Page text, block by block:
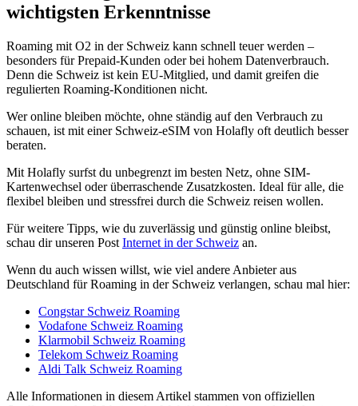
wichtigsten Erkenntnisse
Roaming mit O2 in der Schweiz kann schnell teuer werden –
besonders für Prepaid-Kunden oder bei hohem Datenverbrauch.
Denn die Schweiz ist kein EU-Mitglied, und damit greifen die
regulierten Roaming-Konditionen nicht.
Wer online bleiben möchte, ohne ständig auf den Verbrauch zu
schauen, ist mit einer Schweiz-eSIM von Holafly oft deutlich besser
beraten.
Mit Holafly surfst du unbegrenzt im besten Netz, ohne SIM-
Kartenwechsel oder überraschende Zusatzkosten. Ideal für alle, die
flexibel bleiben und stressfrei durch die Schweiz reisen wollen.
Für weitere Tipps, wie du zuverlässig und günstig online bleibst,
schau dir unseren Post Internet in der Schweiz an.
Wenn du auch wissen willst, wie viel andere Anbieter aus
Deutschland für Roaming in der Schweiz verlangen, schau mal hier:
Congstar Schweiz Roaming
Vodafone Schweiz Roaming
Klarmobil Schweiz Roaming
Telekom Schweiz Roaming
Aldi Talk Schweiz Roaming
Alle Informationen in diesem Artikel stammen von offiziellen